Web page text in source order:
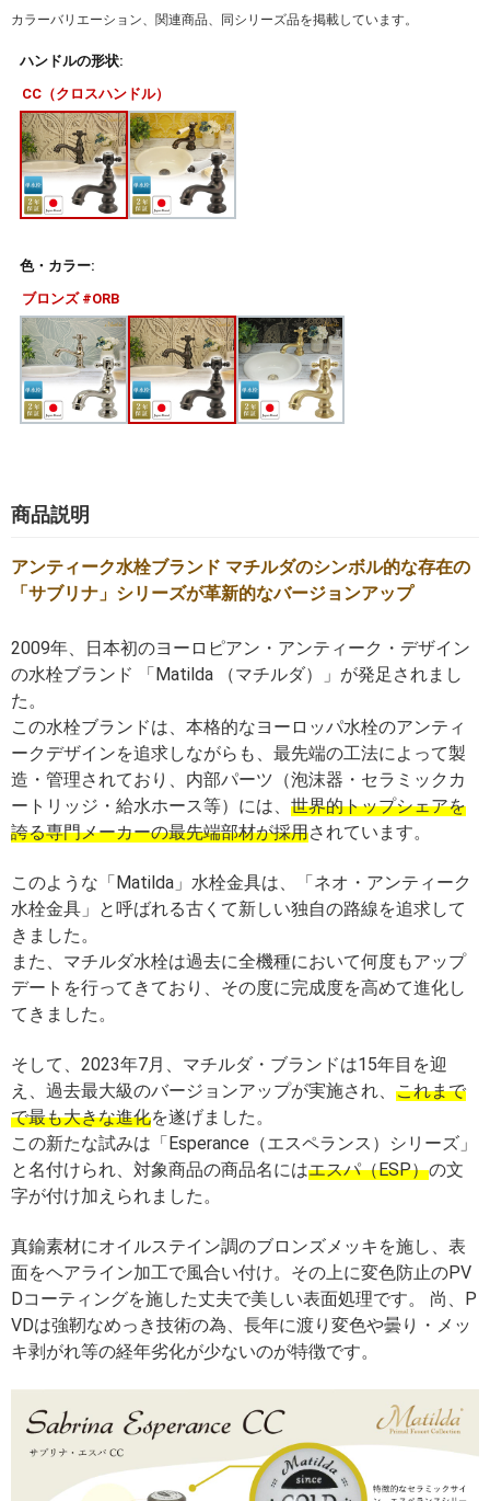
カラーバリエーション、関連商品、同シリーズ品を掲載しています。
ハンドルの形状:
CC（クロスハンドル）
色・カラー:
ブロンズ #ORB
商品説明
アンティーク水栓ブランド マチルダのシンボル的な存在の
「サブリナ」シリーズが革新的なバージョンアップ
2009年、日本初のヨーロピアン・アンティーク・デザイン
の水栓ブランド 「Matilda （マチルダ）」が発足されまし
た。
この水栓ブランドは、本格的なヨーロッパ水栓のアンティ
ークデザインを追求しながらも、最先端の工法によって製
造・管理されており、内部パーツ（泡沫器・セラミックカ
ートリッジ・給水ホース等）には、 世界的トップシェアを
誇る専門メーカーの最先端部材が採用されています。
このような「Matilda」水栓金具は、「ネオ・アンティーク
水栓金具」と呼ばれる古くて新しい独自の路線を追求して
きました。
また、マチルダ水栓は過去に全機種において何度もアップ
デートを行ってきており、その度に完成度を高めて進化し
てきました。
そして、2023年7月、マチルダ・ブランドは15年目を迎
え、過去最大級のバージョンアップが実施され、 これまで
で最も大きな進化を遂げました。
この新たな試みは「Esperance（エスペランス）シリーズ」
と名付けられ、対象商品の商品名にはエスパ（ESP）の文
字が付け加えられました。
真鍮素材にオイルステイン調のブロンズメッキを施し、表
面をヘアライン加工で風合い付け。その上に変色防止のPV
Dコーティングを施した丈夫で美しい表面処理です。 尚、P
VDは強靭なめっき技術の為、長年に渡り変色や曇り・メッ
キ剥がれ等の経年劣化が少ないのが特徴です。